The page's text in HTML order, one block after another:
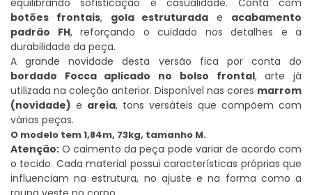
equilibrando sofisticação e casualidade. Conta com
botões frontais, gola estruturada e acabamento
padrão FH, reforçando o cuidado nos detalhes e a
durabilidade da peça.
A grande novidade desta versão fica por conta do
bordado Focca aplicado no bolso frontal, arte já
utilizada na coleção anterior. Disponível nas cores marrom
(novidade) e areia, tons versáteis que compõem com
várias peças.
O modelo tem1,84m, 73kg, tamanho M.
Atenção: O caimento da peça pode variar de acordo com
o tecido. Cada material possui características próprias que
influenciam na estrutura, no ajuste e na forma como a